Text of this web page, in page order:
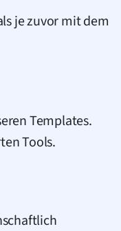
je zuvor mit dem
Templates.
Tools.